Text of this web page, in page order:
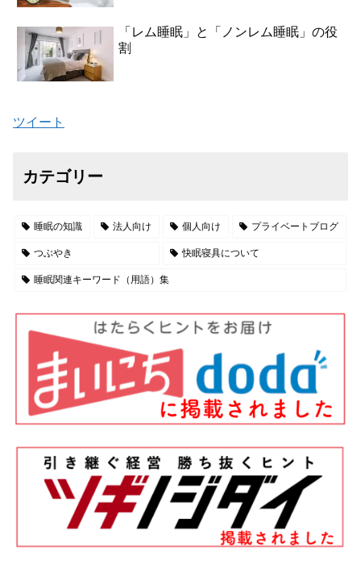
「レム睡眠」と「ノンレム睡眠」の役
割
ツイート
カテゴリー
睡眠の知識 法人向け 個人向け プライベートブログ
つぶやき 快眠寝具について
睡眠関連キーワード（用語）集